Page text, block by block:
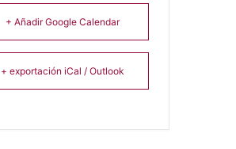
+ Añadir Google Calendar
+ exportación iCal / Outlook